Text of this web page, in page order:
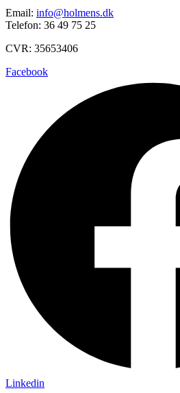
Email: info@holmens.dk
Telefon: 36 49 75 25
CVR: 35653406
Facebook
Linkedin